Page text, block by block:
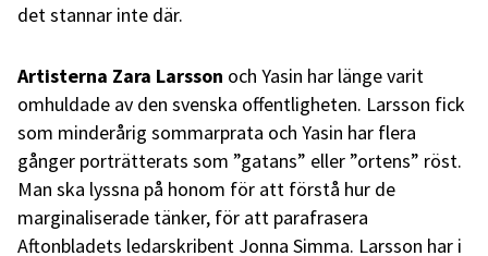
det stannar inte där.
Artisterna Zara Larsson och Yasin har länge varit
omhuldade av den svenska offentligheten. Larsson fick
som minderårig sommarprata och Yasin har flera
gånger porträtterats som ”gatans” eller ”ortens” röst.
Man ska lyssna på honom för att förstå hur de
marginaliserade tänker, för att parafrasera
Aftonbladets ledarskribent Jonna Simma. Larsson har i